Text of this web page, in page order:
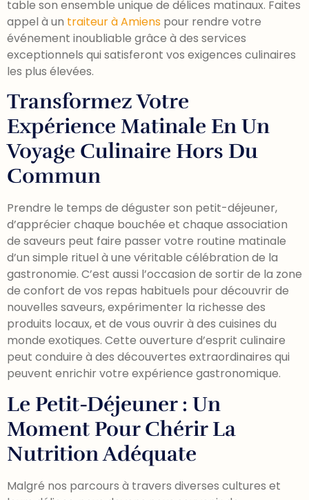
table son ensemble unique de délices matinaux. Faites
appel à un traiteur à Amiens pour rendre votre
événement inoubliable grâce à des services
exceptionnels qui satisferont vos exigences culinaires
les plus élevées.
Transformez Votre
Expérience Matinale En Un
Voyage Culinaire Hors Du
Commun
Prendre le temps de déguster son petit-déjeuner,
d’apprécier chaque bouchée et chaque association
de saveurs peut faire passer votre routine matinale
d’un simple rituel à une véritable célébration de la
gastronomie. C’est aussi l’occasion de sortir de la zone
de confort de vos repas habituels pour découvrir de
nouvelles saveurs, expérimenter la richesse des
produits locaux, et de vous ouvrir à des cuisines du
monde exotiques. Cette ouverture d’esprit culinaire
peut conduire à des découvertes extraordinaires qui
peuvent enrichir votre expérience gastronomique.
Le Petit-Déjeuner : Un
Moment Pour Chérir La
Nutrition Adéquate
Malgré nos parcours à travers diverses cultures et